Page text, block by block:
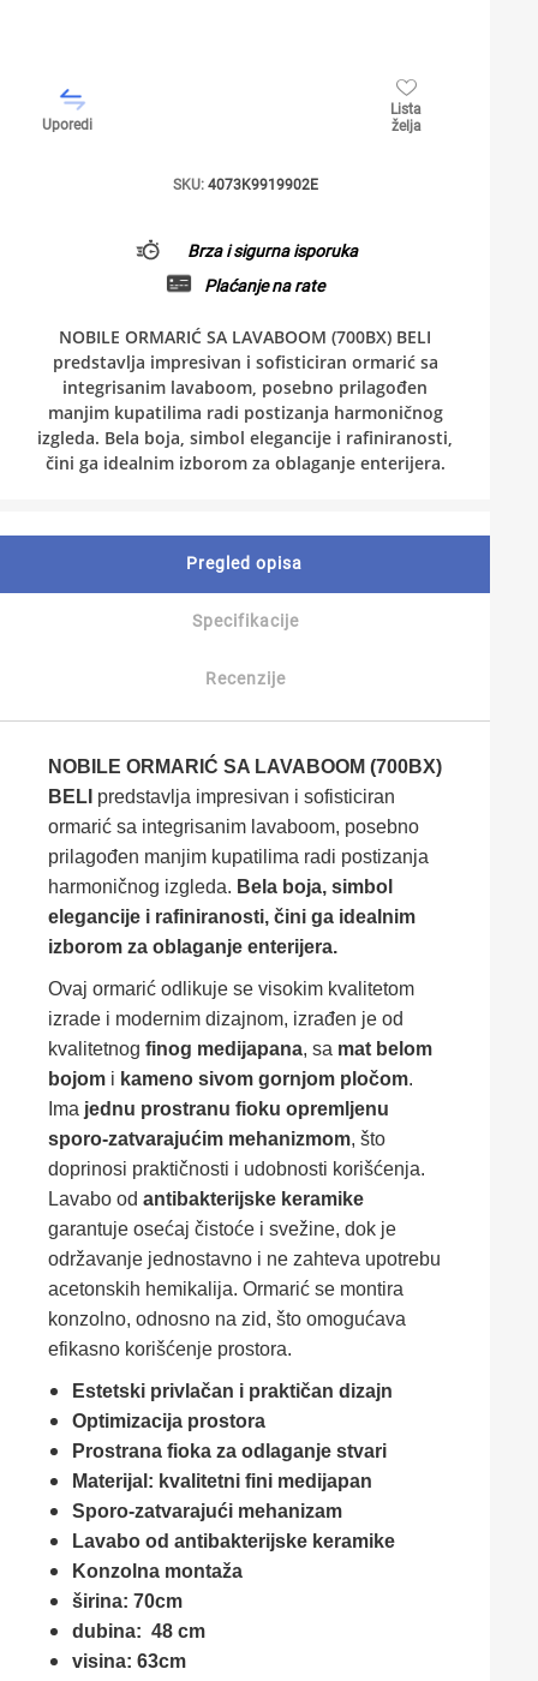
Uporedi
Lista
želja
SKU: 4073K9919902E
Brza i sigurna isporuka
Plaćanje na rate
NOBILE ORMARIĆ SA LAVABOOM (700BX) BELI
predstavlja impresivan i sofisticiran ormarić sa
integrisanim lavaboom, posebno prilagođen
manjim kupatilima radi postizanja harmoničnog
izgleda. Bela boja, simbol elegancije i rafiniranosti,
čini ga idealnim izborom za oblaganje enterijera.
Pregled opisa
Specifikacije
Recenzije
NOBILE ORMARIĆ SA LAVABOOM (700BX)
BELI predstavlja impresivan i sofisticiran
ormarić sa integrisanim lavaboom, posebno
prilagođen manjim kupatilima radi postizanja
harmoničnog izgleda. Bela boja, simbol
elegancije i rafiniranosti, čini ga idealnim
izborom za oblaganje enterijera.
Ovaj ormarić odlikuje se visokim kvalitetom
izrade i modernim dizajnom, izrađen je od
kvalitetnog finog medijapana, sa mat belom
bojom i kameno sivom gornjom pločom.
Ima jednu prostranu fioku opremljenu
sporo-zatvarajućim mehanizmom, što
doprinosi praktičnosti i udobnosti korišćenja.
Lavabo od antibakterijske keramike
garantuje osećaj čistoće i svežine, dok je
održavanje jednostavno i ne zahteva upotrebu
acetonskih hemikalija. Ormarić se montira
konzolno, odnosno na zid, što omogućava
efikasno korišćenje prostora.
Estetski privlačan i praktičan dizajn
Optimizacija prostora
Prostrana fioka za odlaganje stvari
Materijal: kvalitetni fini medijapan
Sporo-zatvarajući mehanizam
Lavabo od antibakterijske keramike
Konzolna montaža
širina: 70cm
dubina: 48 cm
visina: 63cm